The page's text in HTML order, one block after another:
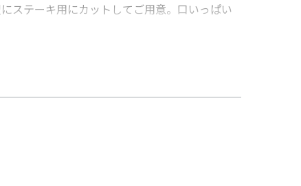
ステーキ用にカットしてご用意。口いっぱい
金もセットになっているので、削りたての風